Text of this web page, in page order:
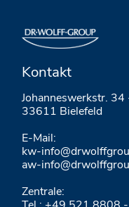
Kontakt
Johanneswerkstr. 34
33611 Bielefeld
E-Mail:
kw-
aw-
Zentrale: